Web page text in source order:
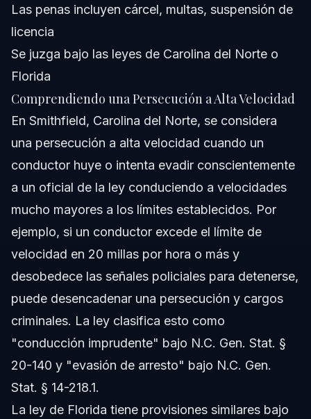
Las penas incluyen cárcel, multas, suspensión de
licencia
Se juzga bajo las leyes de Carolina del Norte o
Florida
Comprendiendo una Persecución a Alta Velocidad
En Smithfield, Carolina del Norte, se considera
una persecución a alta velocidad cuando un
conductor huye o intenta evadir conscientemente
a un oficial de la ley conduciendo a velocidades
mucho mayores a los límites establecidos. Por
ejemplo, si un conductor excede el límite de
velocidad en 20 millas por hora o más y
desobedece las señales policiales para detenerse,
puede desencadenar una persecución y cargos
criminales. La ley clasifica esto como
"conducción imprudente" bajo N.C. Gen. Stat. §
20-140 y "evasión de arresto" bajo N.C. Gen.
Stat. § 14-218.1.
La ley de Florida tiene provisiones similares bajo